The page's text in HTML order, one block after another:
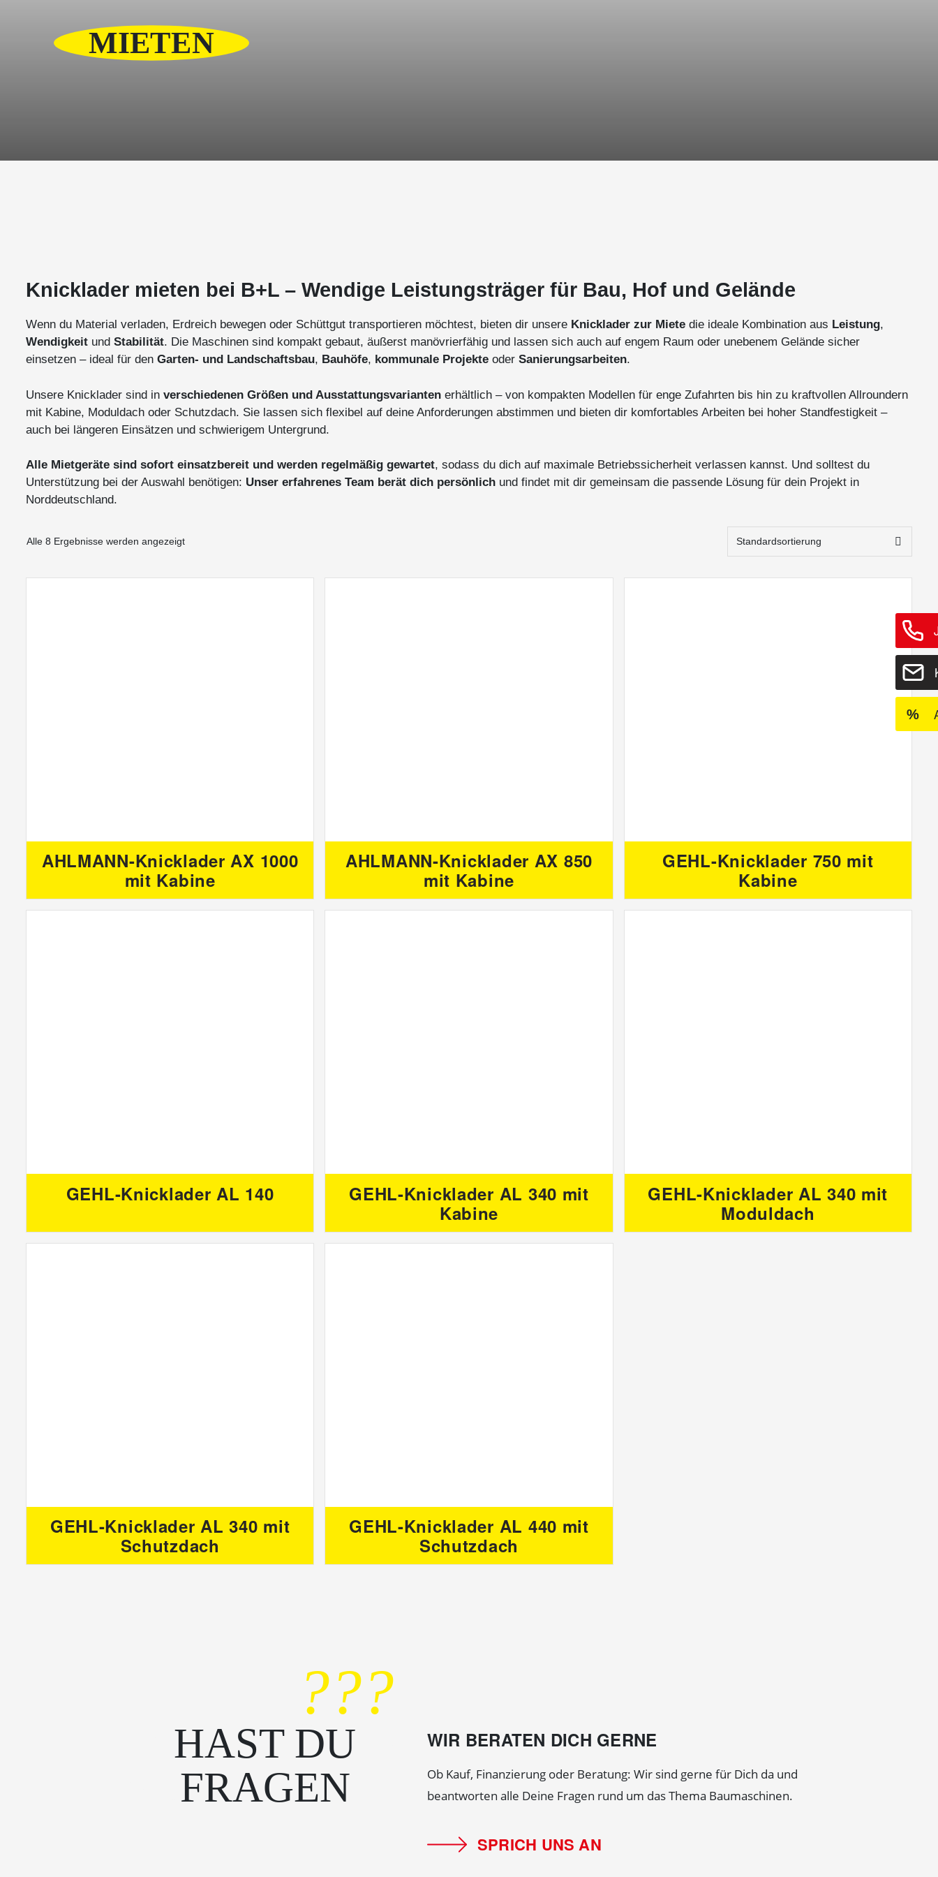
MIETEN
%
Knicklader mieten bei B+L – Wendige Leistungsträger für Bau, Hof und Gelände
Wenn du Material verladen, Erdreich bewegen oder Schüttgut transportieren möchtest, bieten dir unsere Knicklader zur Miete die ideale Kombination aus Leistung,
Wendigkeit und Stabilität. Die Maschinen sind kompakt gebaut, äußerst manövrierfähig und lassen sich auch auf engem Raum oder unebenem Gelände sicher
einsetzen – ideal für den Garten- und Landschaftsbau, Bauhöfe, kommunale Projekte oder Sanierungsarbeiten.
Unsere Knicklader sind in verschiedenen Größen und Ausstattungsvarianten erhältlich – von kompakten Modellen für enge Zufahrten bis hin zu kraftvollen Allroundern
mit Kabine, Moduldach oder Schutzdach. Sie lassen sich flexibel auf deine Anforderungen abstimmen und bieten dir komfortables Arbeiten bei hoher Standfestigkeit –
auch bei längeren Einsätzen und schwierigem Untergrund.
Alle Mietgeräte sind sofort einsatzbereit und werden regelmäßig gewartet, sodass du dich auf maximale Betriebssicherheit verlassen kannst. Und solltest du
Unterstützung bei der Auswahl benötigen: Unser erfahrenes Team berät dich persönlich und findet mit dir gemeinsam die passende Lösung für dein Projekt in
Norddeutschland.
Alle 8 Ergebnisse werden angezeigt
AHLMANN-Knicklader AX 1000
mit Kabine
AHLMANN-Knicklader AX 850
mit Kabine
GEHL-Knicklader 750 mit
Kabine
GEHL-Knicklader AL 140
GEHL-Knicklader AL 340 mit
Kabine
GEHL-Knicklader AL 340 mit
Moduldach
GEHL-Knicklader AL 340 mit
Schutzdach
GEHL-Knicklader AL 440 mit
Schutzdach
???
HAST DU
FRAGEN
WIR BERATEN DICH GERNE
Ob Kauf, Finanzierung oder Beratung: Wir sind gerne für Dich da und
beantworten alle Deine Fragen rund um das Thema Baumaschinen.
SPRICH UNS AN